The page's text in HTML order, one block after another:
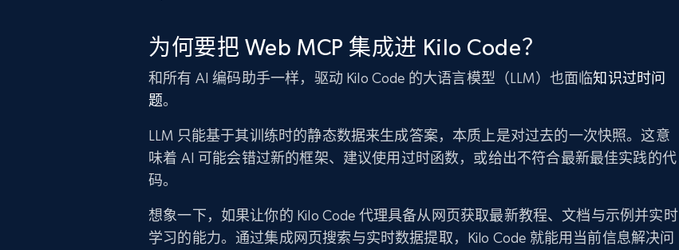
为何要把 Web MCP 集成进 Kilo Code？
和所有 AI 编码助手一样，驱动 Kilo Code 的大语言模型（LLM）也面临知识过时问
题。
LLM 只能基于其训练时的静态数据来生成答案，本质上是对过去的一次快照。这意
味着 AI 可能会错过新的框架、建议使用过时函数，或给出不符合最新最佳实践的代
码。
想象一下，如果让你的 Kilo Code 代理具备从网页获取最新教程、文档与示例并实时
学习的能力。通过集成网页搜索与实时数据提取，Kilo Code 就能用当前信息解决问